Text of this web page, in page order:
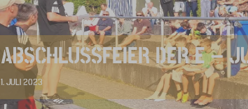
ABSCHLUSSFEIER DER E –
1. JULI 2023